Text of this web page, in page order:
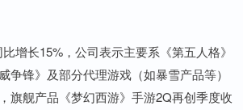
长15%，公司表示主要系《第五人格》
争锋》及部分代理游戏（如暴雪产品等）
旗舰产品《梦幻西游》手游2Q再创季度收